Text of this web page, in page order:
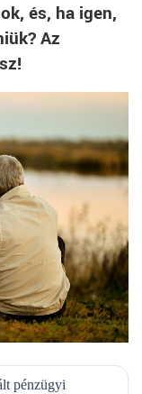
és, ha igen,
Az
pénzügyi